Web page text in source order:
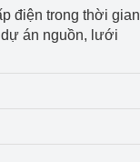
điện trong thời gian
dự án nguồn, lưới